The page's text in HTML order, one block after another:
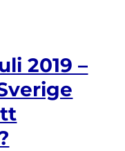
2019 –